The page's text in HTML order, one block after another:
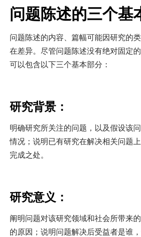
问题陈述的三个基
问题陈述的内容、篇幅可能因研究的
在差异。尽管问题陈述没有绝对固定
可以包含以下三个基本部分：
研究背景：
明确研究所关注的问题，以及假设该
情况；说明已有研究在解决相关问题
完成之处。
研究意义：
阐明问题对该研究领域和社会所带来
的原因；说明问题解决后受益者是谁